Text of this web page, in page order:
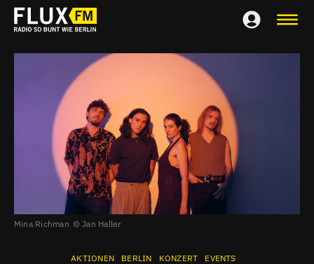
Mina Richman Jan Haller
AKTIONEN BERLIN KONZERT EVENTS